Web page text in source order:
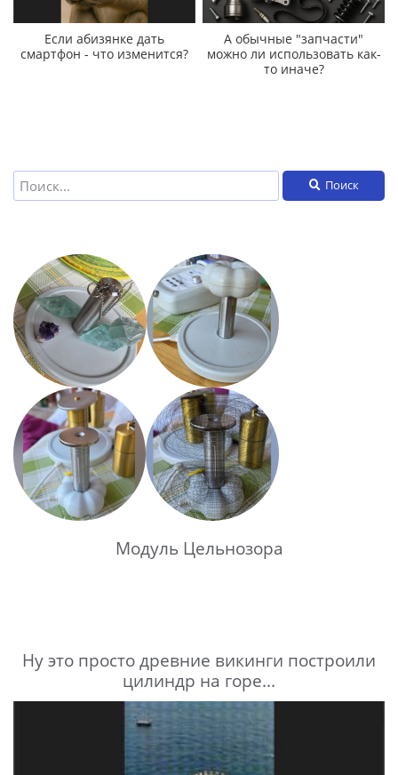
Если абизянке дать
смартфон - что изменится?
А обычные "запчасти"
можно ли использовать как-
то иначе?
Поиск
Модуль Цельнозора
Ну это просто древние викинги построили
цилиндр на горе...